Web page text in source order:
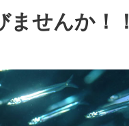
せんか！！